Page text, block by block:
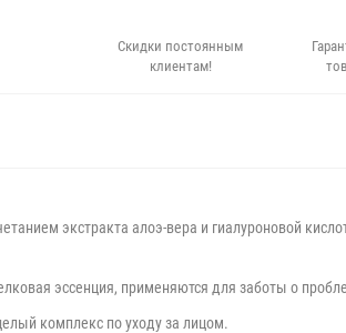
Скидки постоянным
клиентам!
экстракта алоэ-вера и гиалуроновой
эссенция, применяются для заботы о
комплекс по уходу за лицом.